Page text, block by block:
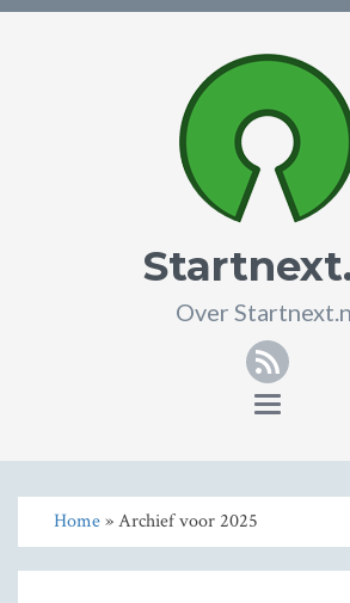
Over
RSS
Toggle
Home» Archief voor 2025